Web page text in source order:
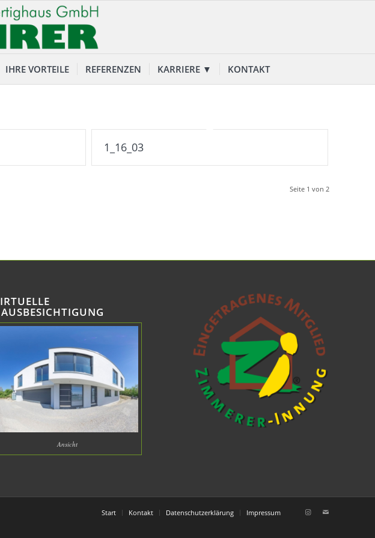
IHRE VORTEILE REFERENZEN KARRIERE ▼ KONTAKT
1_16_03
Seite 1 von 2
Ansicht
Start Kontakt Datenschutzerklärung Impressum